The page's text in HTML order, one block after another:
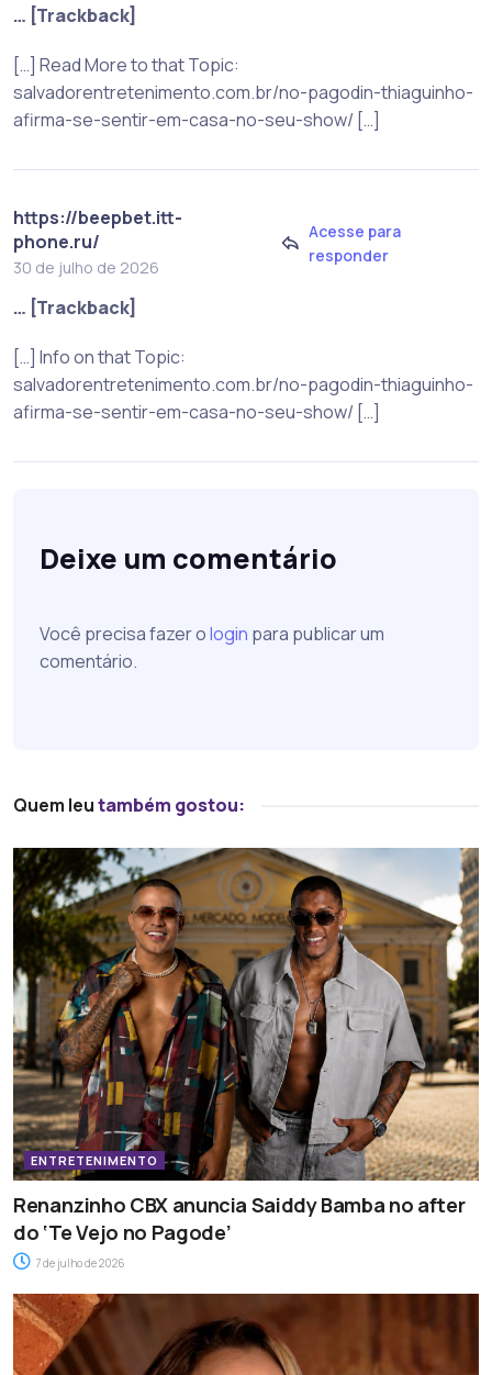
… [Trackback]
[…] Read More to that Topic:
salvadorentretenimento.com.br/no-pagodin-thiaguinho-
afirma-se-sentir-em-casa-no-seu-show/ […]
https://beepbet.itt-
phone.ru/
30 de julho de 2026
Acesse para
responder
… [Trackback]
[…] Info on that Topic:
salvadorentretenimento.com.br/no-pagodin-thiaguinho-
afirma-se-sentir-em-casa-no-seu-show/ […]
Deixe um comentário
Você precisa fazer ologin para publicar um
comentário.
Quem leutambém gostou:
ENTRETENIMENTO
Renanzinho CBX anuncia Saiddy Bamba no after
do ‘Te Vejo no Pagode’
7 de julho de 2026